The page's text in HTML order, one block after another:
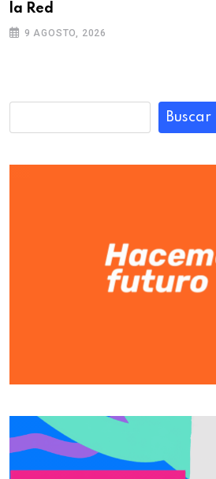
la Red
9 AGOSTO, 2026
Buscar